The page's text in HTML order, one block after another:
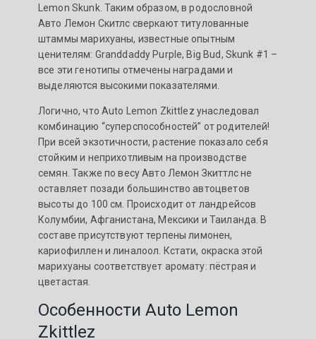
Lemon Skunk. Таким образом, в родословной
Авто Лемон Скитлс сверкают титулованные
штаммы марихуаны, известные опытным
ценителям: Granddaddy Purple, Big Bud, Skunk #1 –
все эти генотипы отмечены наградами и
выделяются высокими показателями.
Логично, что Auto Lemon Zkittlez унаследовал
комбинацию “суперспособностей” от родителей!
При всей экзотичности, растение показало себя
стойким и неприхотливым на производстве
семян. Также по весу Авто Лемон Зкиттлс не
оставляет позади большинство автоцветов
высоты до 100 см. Происходит от ландрейсов
Колумбии, Афганистана, Мексики и Таиланда. В
составе присутствуют терпены лимонен,
кариофиллен и линалоол. Кстати, окраска этой
марихуаны соответствует аромату: пёстрая и
цветастая.
Особенности Auto Lemon
Zkittlez